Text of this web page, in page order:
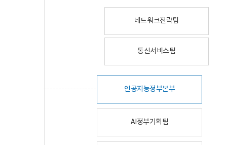
네트워크전략팀
통신서비스팀
인공지능정부본부
AI정부기획팀